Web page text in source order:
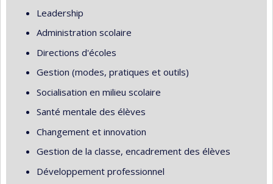
Leadership
Administration scolaire
Directions d'écoles
Gestion (modes, pratiques et outils)
Socialisation en milieu scolaire
Santé mentale des élèves
Changement et innovation
Gestion de la classe, encadrement des élèves
Développement professionnel